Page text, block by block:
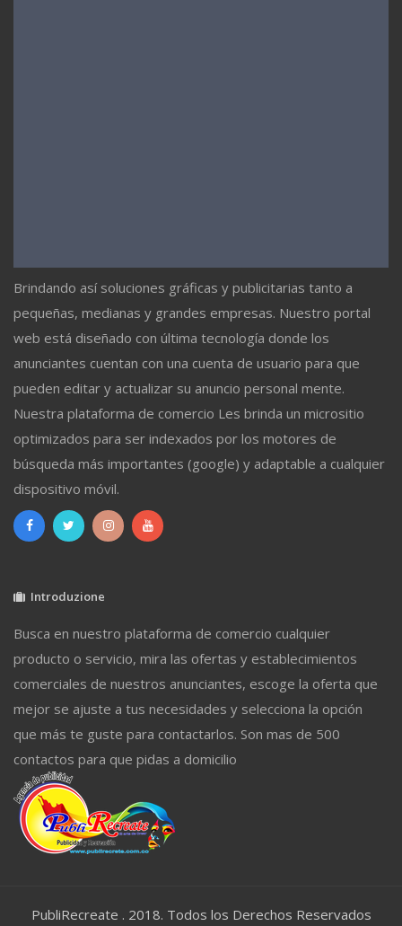
Brindando así soluciones gráficas y publicitarias tanto a
pequeñas, medianas y grandes empresas. Nuestro portal
web está diseñado con última tecnología donde los
anunciantes cuentan con una cuenta de usuario para que
pueden editar y actualizar su anuncio personal mente.
Nuestra plataforma de comercio Les brinda un micrositio
optimizados para ser indexados por los motores de
búsqueda más importantes (google) y adaptable a cualquier
dispositivo móvil.
Introduzione
Busca en nuestro plataforma de comercio cualquier
producto o servicio, mira las ofertas y establecimientos
comerciales de nuestros anunciantes, escoge la oferta que
mejor se ajuste a tus necesidades y selecciona la opción
que más te guste para contactarlos. Son mas de 500
contactos para que pidas a domicilio
PubliRecreate . 2018. Todos los Derechos Reservados